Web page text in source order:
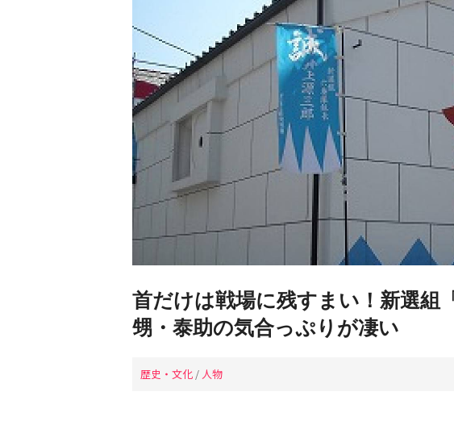
首だけは戦場に残すまい！新選組
甥・泰助の気合っぷりが凄い
歴史・文化 / 人物